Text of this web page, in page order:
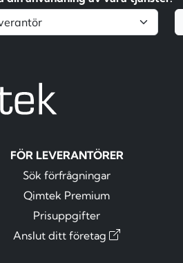
FÖR LEVERANTÖRER
Sök förfrågningar
Qimtek Premium
Prisuppgifter
Anslut ditt företag